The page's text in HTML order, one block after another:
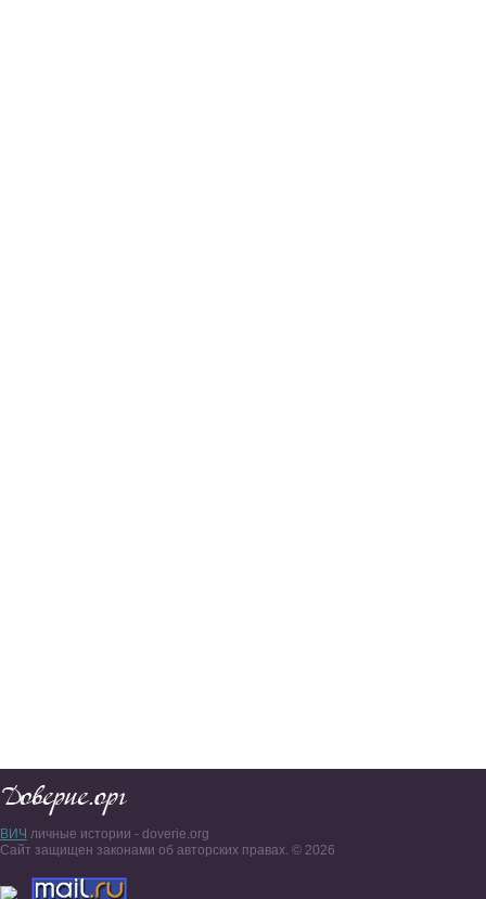
ВИЧ личные истории - doverie.org
Сайт защищен законами об авторских правах. © 2026